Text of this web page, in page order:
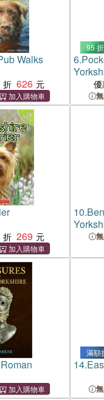
Walks
626
95 折
6.
優
269
10.
滿額
14.